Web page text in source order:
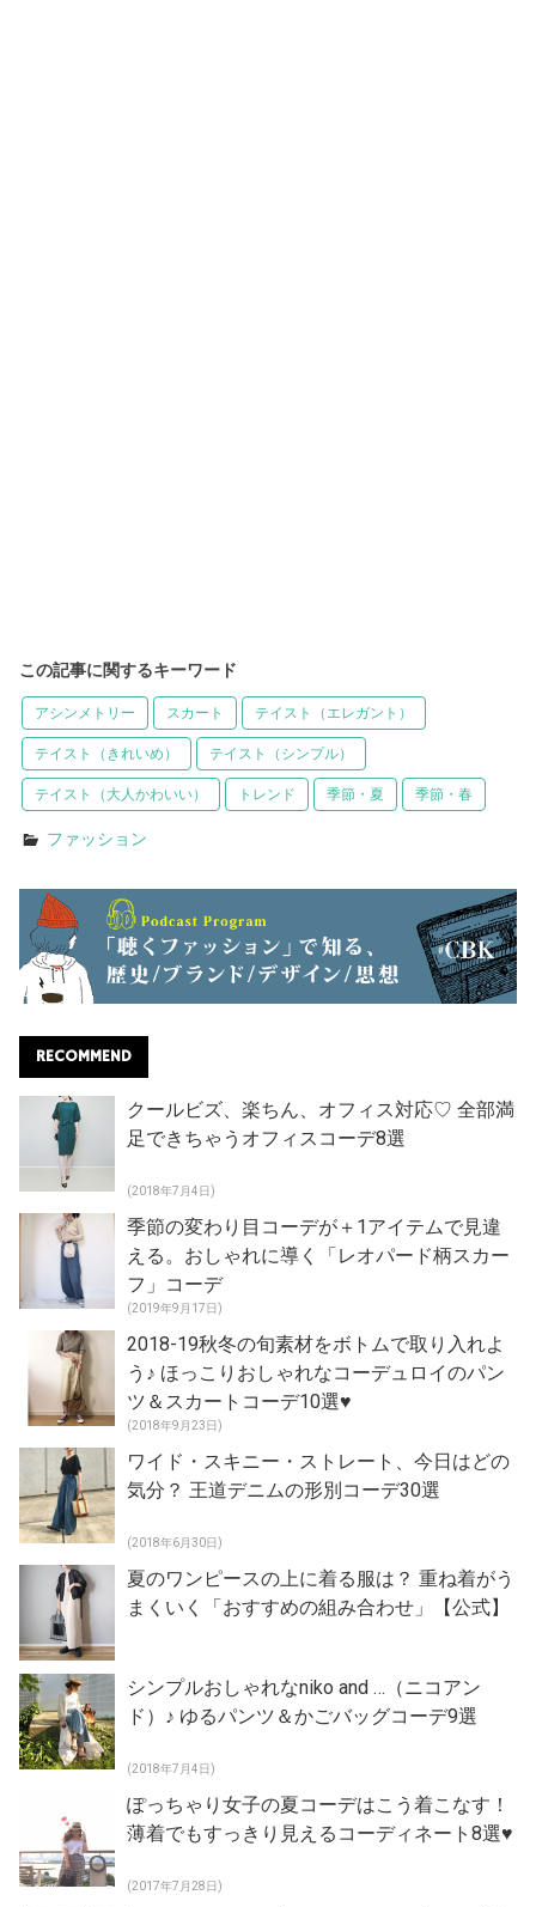
この記事に関するキーワード
アシンメトリー スカート テイスト（エレガント）
テイスト（きれいめ） テイスト（シンプル）
テイスト（大人かわいい） トレンド 季節・夏 季節・春
ファッション
RECOMMEND
クールビズ、楽ちん、オフィス対応♡ 全部満
足できちゃうオフィスコーデ8選
(2018年7月4日)
季節の変わり目コーデが＋1アイテムで見違
える。おしゃれに導く「レオパード柄スカー
フ」コーデ
(2019年9月17日)
2018-19秋冬の旬素材をボトムで取り入れよ
う♪ ほっこりおしゃれなコーデュロイのパン
ツ＆スカートコーデ10選♥
(2018年9月23日)
ワイド・スキニー・ストレート、今日はどの
気分？ 王道デニムの形別コーデ30選
(2018年6月30日)
夏のワンピースの上に着る服は？ 重ね着がう
まくいく「おすすめの組み合わせ」【公式】
シンプルおしゃれなniko and …（ニコアン
ド）♪ ゆるパンツ＆かごバッグコーデ9選
(2018年7月4日)
ぽっちゃり女子の夏コーデはこう着こなす！
薄着でもすっきり見えるコーディネート8選♥
(2017年7月28日)